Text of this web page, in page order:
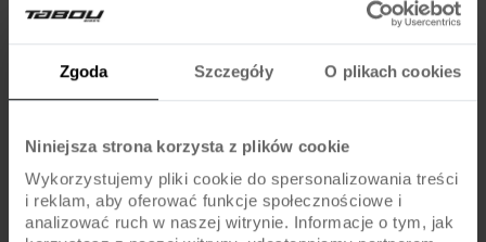
Zgoda Szczegóły O plikach cookies
Niniejsza strona korzysta z plików cookie
Wykorzystujemy pliki cookie do spersonalizowania treści
i reklam, aby oferować funkcje społecznościowe i
analizować ruch w naszej witrynie. Informacje o tym, jak
KENDA / 20x1.95 / EXTRA LIGHT
KOMPONENTY
Hamulce V-BRAKE / ALU